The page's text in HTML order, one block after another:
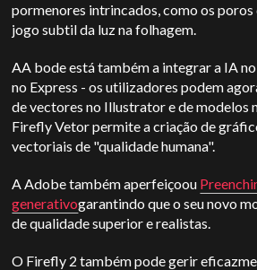
pormenores intrincados, como os poros
jogo subtil da luz na folhagem.
AA bode está também a integrar a IA
no Express - os utilizadores podem
de vectores no Illustrator e de modelos
Firefly Vetor permite a criação de
vectoriais de "qualidade humana".
A Adobe também aperfeiçoou
generativogarantindo que o seu novo
de qualidade superior e realistas.
O Firefly 2 também pode gerir